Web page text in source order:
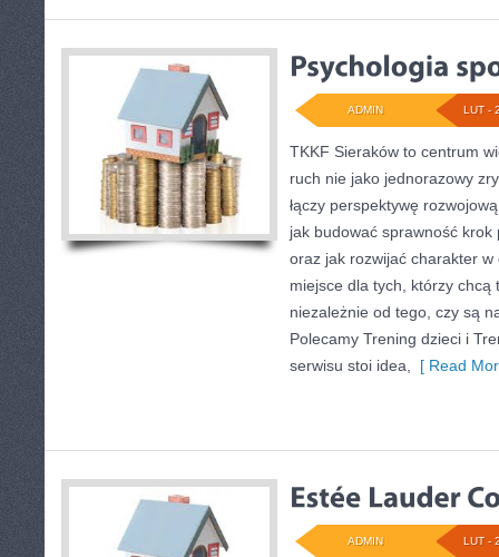
LUT -
ADMIN
TKKF Sieraków to centrum
ruch nie jako jednorazowy
łączy perspektywę
jak budować sprawność
oraz jak rozwijać charakter w
miejsce dla tych, którzy chcą
niezależnie od tego, czy są
Polecamy Trening dzieci i
serwisu stoi idea,
[ Read
LUT -
ADMIN